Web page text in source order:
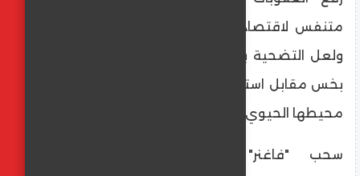
متنفس لاقتصاده المنهك من سنوات الحرب،
ولعل التضحية بحليف بعيد مثل مادورو ثمن
بخس مقابل استعادة الاعتراف بنفوذ روسيا في
محيطها الحيوي (أوكرانيا وجورجيا).
​سحب "فاغنر" الصامت: كشفت تقارير